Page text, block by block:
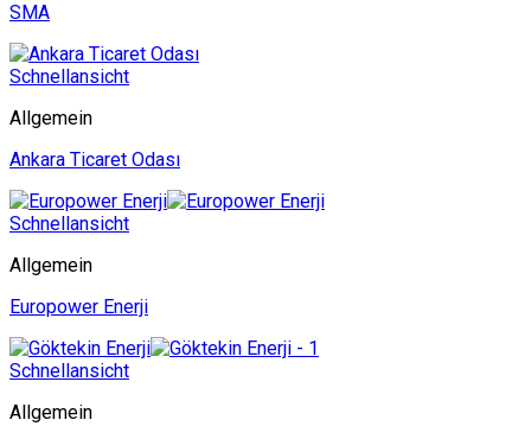
SMA
Schnellansicht
Allgemein
Ankara Ticaret Odası
Schnellansicht
Allgemein
Europower Enerji
Schnellansicht
Allgemein